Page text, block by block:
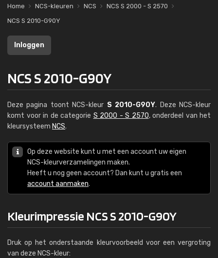
Home NCS-kleuren NCS
NCS S 2000 - S 2570
NCS S 2010-G90Y
Inloggen
NCS S 2010-G90Y
Deze pagina toont NCS-kleur S 2010-G90Y. Deze NCS-kleur
komt voor in de categorie S 2000 - S 2570, onderdeel van het
kleursysteem NCS.
Op deze website kunt u met een account uw eigen
NCS-kleurverzamelingen maken.
Heeft u nog geen account? Dan kunt u gratis een
account aanmaken.
Kleurimpressie NCS S 2010-G90Y
Druk op het onderstaande kleurvoorbeeld voor een vergroting
van deze NCS-kleur: